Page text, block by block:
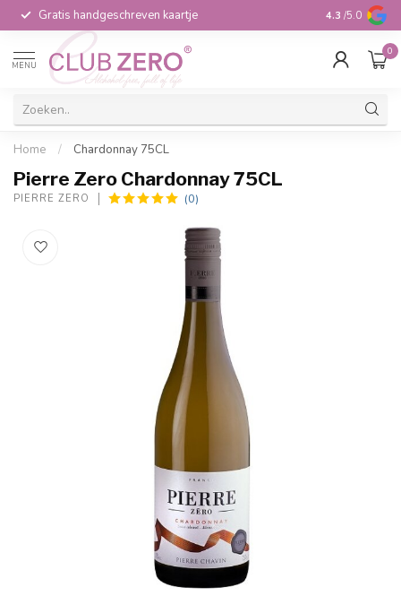
Gratis handgeschreven kaartje Voor 16:00
4.3 /5.0
MENU
0
Home / Chardonnay 75CL
Pierre Zero Chardonnay 75CL
PIERRE ZERO (0)